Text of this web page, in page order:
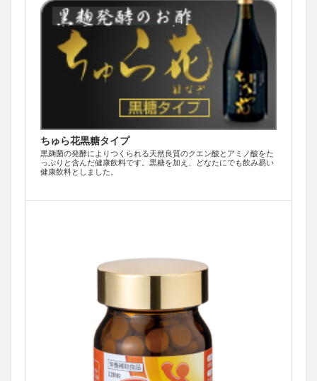
ちゅら花黒糖タイプ
黒麹菌の発酵によりつくられる天然良質のクエン酸とアミノ酸をた
っぷりと含んだ健康飲料です。黒糖を加え、どなたにでも飲み易い
健康飲料としました。